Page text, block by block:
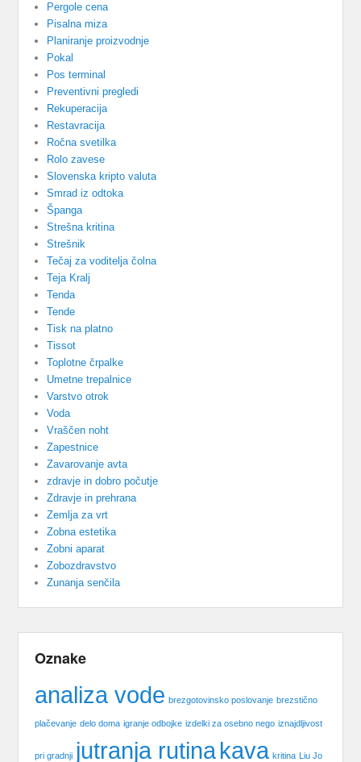
Pergole cena
Pisalna miza
Planiranje proizvodnje
Pokal
Pos terminal
Preventivni pregledi
Rekuperacija
Restavracija
Ročna svetilka
Rolo zavese
Slovenska kripto valuta
Smrad iz odtoka
Španga
Strešna kritina
Strešnik
Tečaj za voditelja čolna
Teja Kralj
Tenda
Tende
Tisk na platno
Tissot
Toplotne črpalke
Umetne trepalnice
Varstvo otrok
Voda
Vraščen noht
Zapestnice
Zavarovanje avta
zdravje in dobro počutje
Zdravje in prehrana
Zemlja za vrt
Zobna estetika
Zobni aparat
Zobozdravstvo
Zunanja senčila
Oznake
analiza vode brezgotovinsko poslovanje brezstično
plačevanje delo doma igranje odbojke izdelki za osebno nego iznajdljivost
pri gradnji jutranja rutinakava kritina Liu Jo